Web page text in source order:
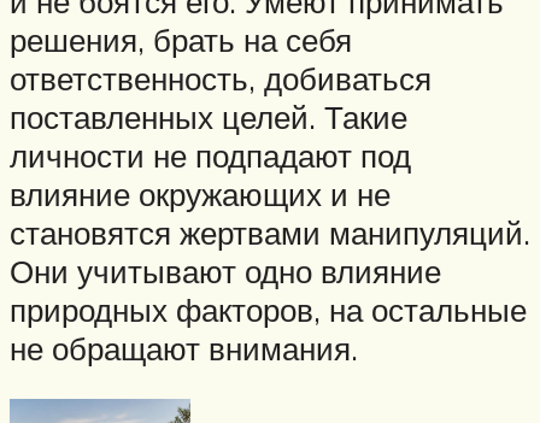
решения, брать на себя
ответственность, добиваться
поставленных целей. Такие
личности не подпадают под
влияние окружающих и не
становятся жертвами манипуляций.
Они учитывают одно влияние
природных факторов, на остальные
не обращают внимания.